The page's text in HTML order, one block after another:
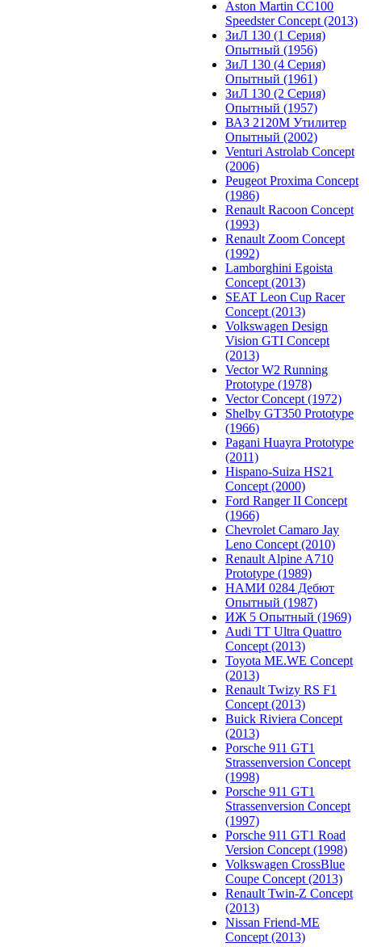
Aston Martin CC100
Speedster Concept (2013)
ЗиЛ 130 (1 Серия)
Опытный (1956)
ЗиЛ 130 (4 Серия)
Опытный (1961)
ЗиЛ 130 (2 Серия)
Опытный (1957)
ВАЗ 2120М Утилитер
Опытный (2002)
Venturi Astrolab Concept
(2006)
Peugeot Proxima Concept
(1986)
Renault Racoon Concept
(1993)
Renault Zoom Concept
(1992)
Lamborghini Egoista
Concept (2013)
SEAT Leon Cup Racer
Concept (2013)
Volkswagen Design
Vision GTI Concept
(2013)
Vector W2 Running
Prototype (1978)
Vector Concept (1972)
Shelby GT350 Prototype
(1966)
Pagani Huayra Prototype
(2011)
Hispano-Suiza HS21
Concept (2000)
Ford Ranger II Concept
(1966)
Chevrolet Camaro Jay
Leno Concept (2010)
Renault Alpine A710
Prototype (1989)
НАМИ 0284 Дебют
Опытный (1987)
ИЖ 5 Опытный (1969)
Audi TT Ultra Quattro
Concept (2013)
Toyota ME.WE Concept
(2013)
Renault Twizy RS F1
Concept (2013)
Buick Riviera Concept
(2013)
Porsche 911 GT1
Strassenversion Concept
(1998)
Porsche 911 GT1
Strassenversion Concept
(1997)
Porsche 911 GT1 Road
Version Concept (1998)
Volkswagen CrossBlue
Coupe Concept (2013)
Renault Twin-Z Concept
(2013)
Nissan Friend-ME
Concept (2013)